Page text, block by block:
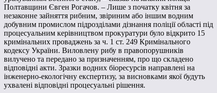
Полтавщини Євген Рогачов. – Лише з початку квітня за
незаконне зайняття рибним, звіриним або іншим водним
добувним промислом підрозділами дізнання поліції області під
процесуальним керівництвом прокуратури було відкрито 15
кримінальних проваджень за ч. 1 ст. 249 Кримінального
кодексу України. Виловлену рибу в правопорушників
вилучено та передано за призначенням, про що складено
відповідні акти. Зразки водних біоресурсів направлені на
інженерно-екологічну експертизу, за висновками якої будуть
ухвалені відповідні процесуальні рішення.